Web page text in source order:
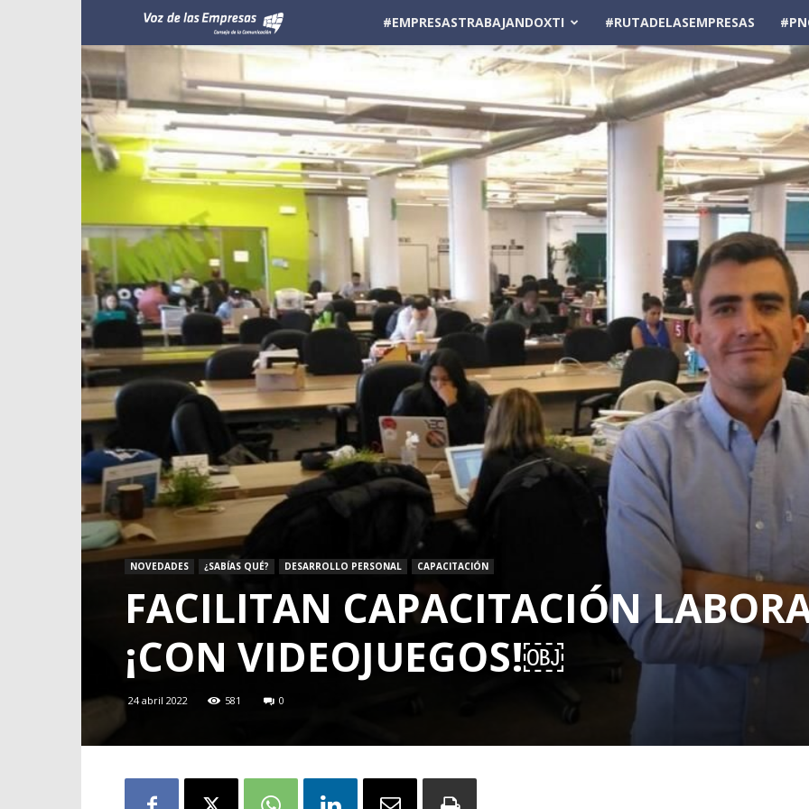
de
las
Empresas
#EMPRESASTRABAJANDOXTI #RUTADELASEMPRESAS
NOVEDADES ¿SABÍAS QUÉ? DESARROLLO PERSONAL CAPACITACIÓN
FACILITAN CAPACITACIÓN
¡CON VIDEOJUEGOS!￼
24 abril 2022 581 0